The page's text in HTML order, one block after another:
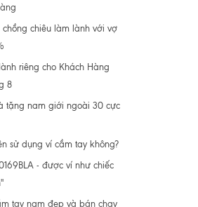
chồng chiêu làm lành với vợ
riêng cho Khách Hàng
8
tặng nam giới ngoài 30 cực
sử dụng ví cầm tay không?
- được ví như chiếc
tay nam đẹp và bán chạy